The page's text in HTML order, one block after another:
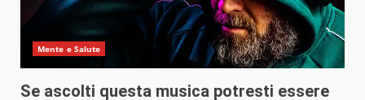
Mente e Salute
Se ascolti questa musica potresti essere